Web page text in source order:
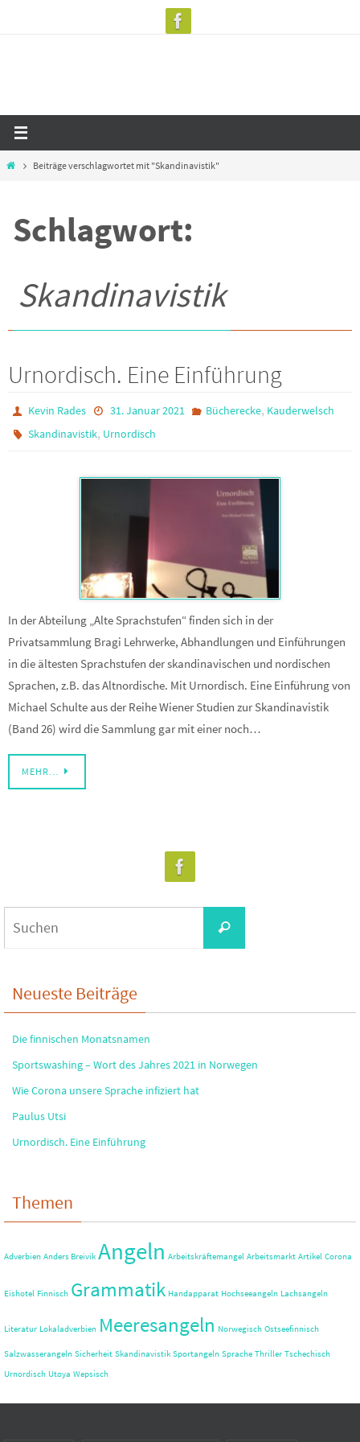
StartBeiträge verschlagwortet mit "Skandinavistik"
Schlagwort:
Skandinavistik
Urnordisch. Eine Einführung
Kevin Rades 31. Januar 2021 Bücherecke, Kauderwelsch
Skandinavistik, Urnordisch
In der Abteilung „Alte Sprachstufen“ finden sich in der
Privatsammlung Bragi Lehrwerke, Abhandlungen und Einführungen
in die ältesten Sprachstufen der skandinavischen und nordischen
Sprachen, z.B. das Altnordische. Mit Urnordisch. Eine Einführung von
Michael Schulte aus der Reihe Wiener Studien zur Skandinavistik
(Band 26) wird die Sammlung gar mit einer noch…
MEHR…
Suchen
Neueste Beiträge
Die finnischen Monatsnamen
Sportswashing – Wort des Jahres 2021 in Norwegen
Wie Corona unsere Sprache infiziert hat
Paulus Utsi
Urnordisch. Eine Einführung
Themen
Adverbien Anders Breivik Angeln Arbeitskräftemangel Arbeitsmarkt Artikel Corona
Eishotel Finnisch Grammatik Handapparat Hochseeangeln Lachsangeln
Literatur Lokaladverbien Meeresangeln Norwegisch Ostseefinnisch
Salzwasserangeln Sicherheit Skandinavistik Sportangeln Sprache Thriller Tschechisch
Urnordisch Utøya Wepsisch